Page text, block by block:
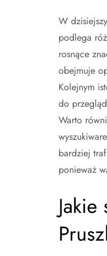
W
podlega
rosnące
obejmuje
Kolejnym
do
Warto
bardziej
ponieważ